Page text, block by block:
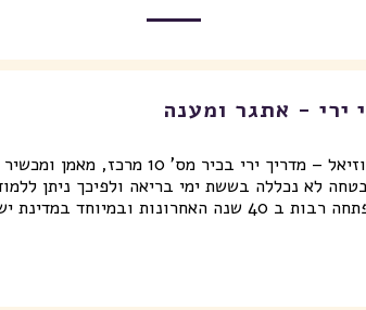
ירי - אתגר ומענה
כתב: שלום עוז עוזיאל –
לא נכללה בששת ימי בריאה ולפיכך ניתן
המאוימת באופן תדיר באירועי טרור